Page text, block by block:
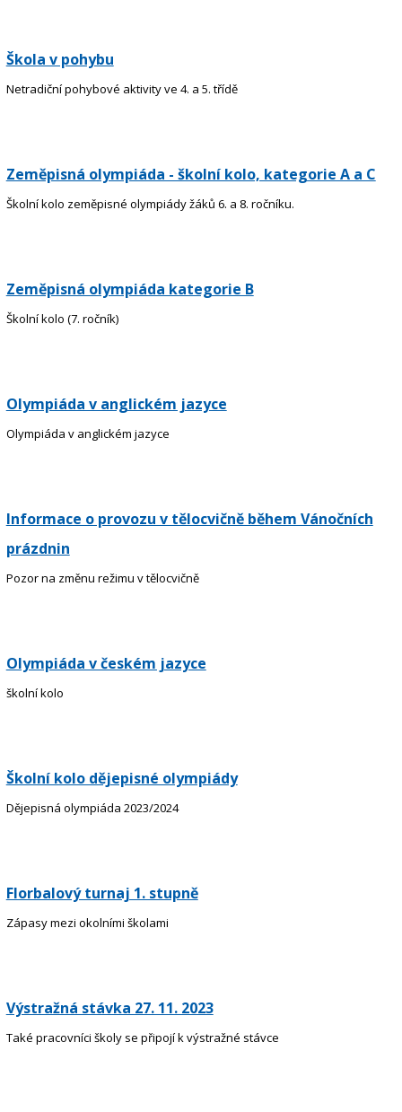
Škola v pohybu
Netradiční pohybové aktivity ve 4. a 5. třídě
Zeměpisná olympiáda - školní kolo, kategorie A a C
Školní kolo zeměpisné olympiády žáků 6. a 8. ročníku.
Zeměpisná olympiáda kategorie B
Školní kolo (7. ročník)
Olympiáda v anglickém jazyce
Olympiáda v anglickém jazyce
Informace o provozu v tělocvičně během Vánočních
prázdnin
Pozor na změnu režimu v tělocvičně
Olympiáda v českém jazyce
školní kolo
Školní kolo dějepisné olympiády
Dějepisná olympiáda 2023/2024
Florbalový turnaj 1. stupně
Zápasy mezi okolními školami
Výstražná stávka 27. 11. 2023
Také pracovníci školy se připojí k výstražné stávce